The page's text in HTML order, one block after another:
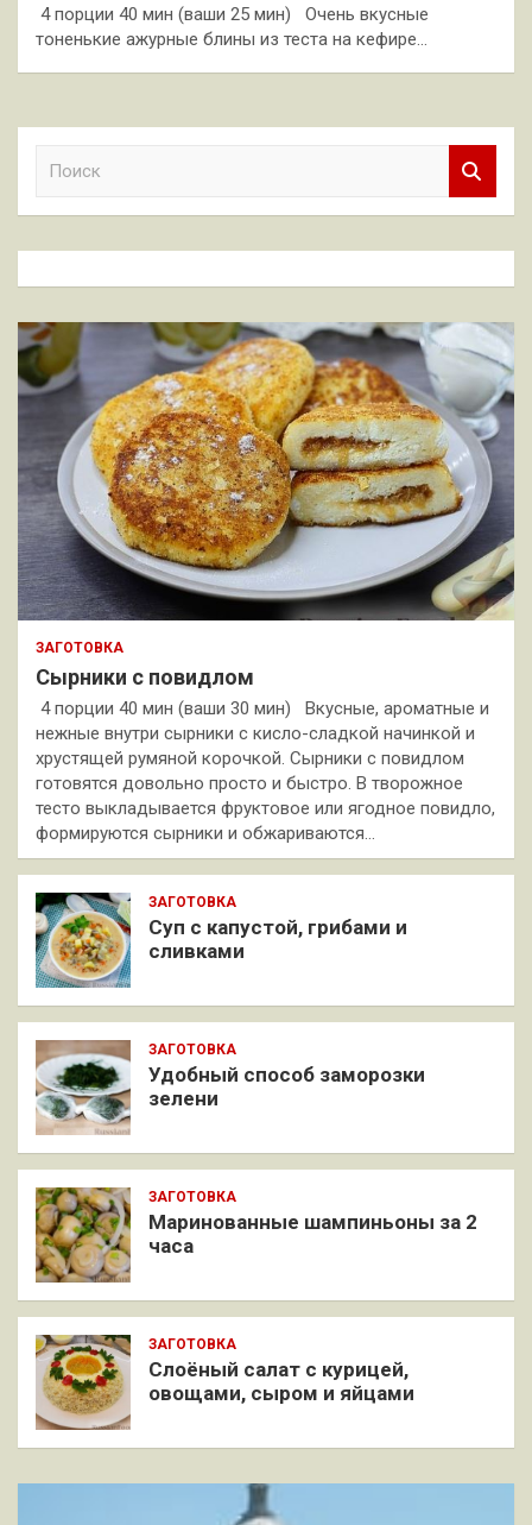
4 порции 40 мин (ваши 25 мин) Очень вкусные
тоненькие ажурные блины из теста на кефире…
к
ЗАГОТОВКА
Сырники с повидлом
4 порции 40 мин (ваши 30 мин) Вкусные, ароматные и
нежные внутри сырники с кисло-сладкой начинкой и
хрустящей румяной корочкой. Сырники с повидлом
готовятся довольно просто и быстро. В творожное
тесто выкладывается фруктовое или ягодное повидло,
формируются сырники и обжариваются…
ЗАГОТОВКА
Суп с капустой, грибами и
сливками
ЗАГОТОВКА
Удобный способ заморозки
зелени
ЗАГОТОВКА
Маринованные шампиньоны за 2
часа
ЗАГОТОВКА
Слоёный салат с курицей,
овощами, сыром и яйцами